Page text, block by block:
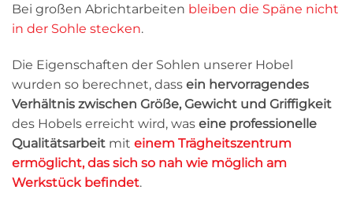
Bei großen Abrichtarbeiten bleiben die Späne nicht
in der Sohle stecken.
Die Eigenschaften der Sohlen unserer Hobel
wurden so berechnet, dass ein hervorragendes
Verhältnis zwischen Größe, Gewicht und Griffigkeit
des Hobels erreicht wird, was eine professionelle
Qualitätsarbeit mit einem Trägheitszentrum
ermöglicht, das sich so nah wie möglich am
Werkstück befindet.